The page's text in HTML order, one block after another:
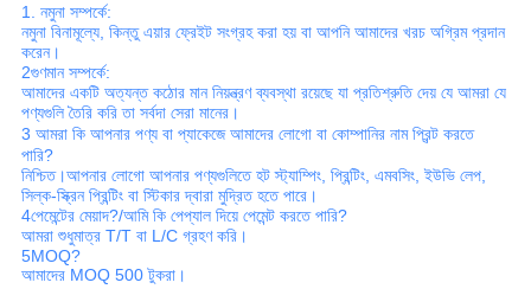
1.
নমুনা সম্পর্কে:
নমুনা বিনামূল্যে, কিন্তু এয়ার ফ্রেইট সংগ্রহ করা হয় বা আপনি আমাদের খরচ অগ্রিম প্রদান
করেন।
2গুণমান সম্পর্কে:
আমাদের একটি অত্যন্ত কঠোর মান নিয়ন্ত্রণ ব্যবস্থা রয়েছে যা প্রতিশ্রুতি দেয় যে আমরা যে
পণ্যগুলি তৈরি করি তা সর্বদা সেরা মানের।
3 আমরা কি আপনার পণ্য বা প্যাকেজে আমাদের লোগো বা কোম্পানির নাম প্রিন্ট করতে
পারি?
নিশ্চিত।আপনার লোগো আপনার পণ্যগুলিতে হট স্ট্যাম্পিং, প্রিন্টিং, এমবসিং, ইউভি লেপ,
সিল্ক-স্ক্রিন প্রিন্টিং বা স্টিকার দ্বারা মুদ্রিত হতে পারে।
4পেমেন্টের মেয়াদ?/আমি কি পেপ্যাল ​​দিয়ে পেমেন্ট করতে পারি?
আমরা শুধুমাত্র T/T বা L/C গ্রহণ করি।
5MOQ?
আমাদের MOQ 500 টুকরা।